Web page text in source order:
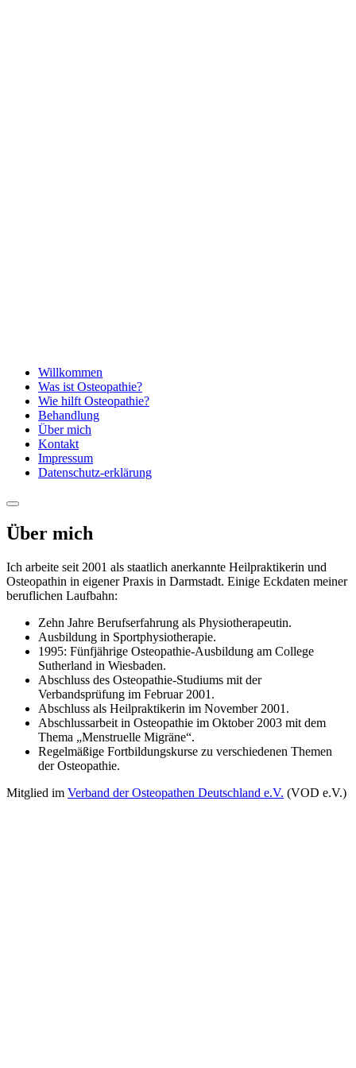
Willkommen
Was ist Osteopathie?
Wie hilft Osteopathie?
Behandlung
Über mich
Kontakt
Impressum
Datenschutz-erklärung
Über mich
Ich arbeite seit 2001 als staatlich anerkannte Heilpraktikerin und
Osteopathin in eigener Praxis in Darmstadt. Einige Eckdaten meiner
beruflichen Laufbahn:
Zehn Jahre Berufserfahrung als Physiotherapeutin.
Ausbildung in Sportphysiotherapie.
1995: Fünfjährige Osteopathie-Ausbildung am College
Sutherland in Wiesbaden.
Abschluss des Osteopathie-Studiums mit der
Verbandsprüfung im Februar 2001.
Abschluss als Heilpraktikerin im November 2001.
Abschlussarbeit in Osteopathie im Oktober 2003 mit dem
Thema „Menstruelle Migräne“.
Regelmäßige Fortbildungskurse zu verschiedenen Themen
der Osteopathie.
Mitglied im Verband der Osteopathen Deutschland e.V. (VOD e.V.)